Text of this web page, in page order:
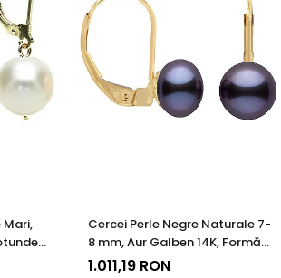
Mari,
Cercei Perle Negre Naturale 7-
8 mm, Aur Galben 14K, Formă
Buton, Tortiță Închisă |
1.011,19 RON